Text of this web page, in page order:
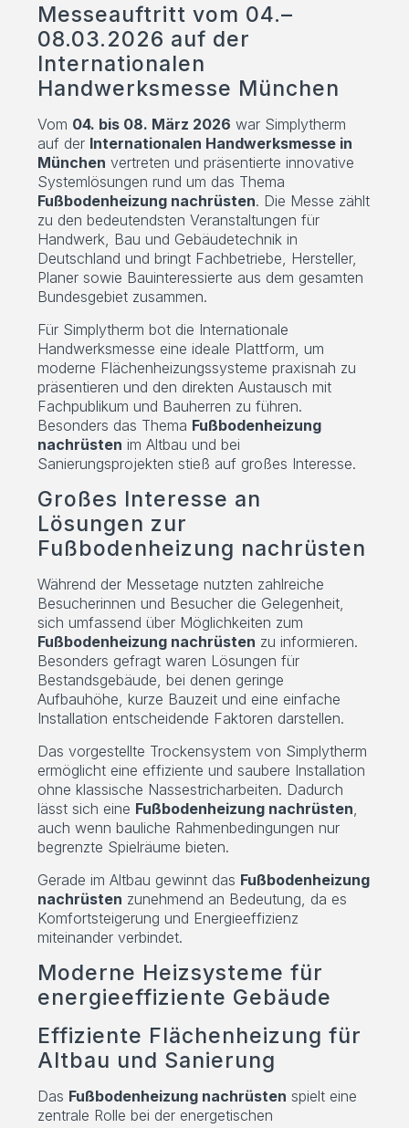
Messeauftritt vom 04.–
08.03.2026 auf der
Internationalen
Handwerksmesse München
Vom 04. bis 08. März 2026 war Simplytherm
auf der Internationalen Handwerksmesse in
München vertreten und präsentierte innovative
Systemlösungen rund um das Thema
Fußbodenheizung nachrüsten. Die Messe zählt
zu den bedeutendsten Veranstaltungen für
Handwerk, Bau und Gebäudetechnik in
Deutschland und bringt Fachbetriebe, Hersteller,
Planer sowie Bauinteressierte aus dem gesamten
Bundesgebiet zusammen.
Für Simplytherm bot die Internationale
Handwerksmesse eine ideale Plattform, um
moderne Flächenheizungssysteme praxisnah zu
präsentieren und den direkten Austausch mit
Fachpublikum und Bauherren zu führen.
Besonders das Thema Fußbodenheizung
nachrüsten im Altbau und bei
Sanierungsprojekten stieß auf großes Interesse.
Großes Interesse an
Lösungen zur
Fußbodenheizung nachrüsten
Während der Messetage nutzten zahlreiche
Besucherinnen und Besucher die Gelegenheit,
sich umfassend über Möglichkeiten zum
Fußbodenheizung nachrüsten zu informieren.
Besonders gefragt waren Lösungen für
Bestandsgebäude, bei denen geringe
Aufbauhöhe, kurze Bauzeit und eine einfache
Installation entscheidende Faktoren darstellen.
Das vorgestellte Trockensystem von Simplytherm
ermöglicht eine effiziente und saubere Installation
ohne klassische Nassestricharbeiten. Dadurch
lässt sich eine Fußbodenheizung nachrüsten
auch wenn bauliche Rahmenbedingungen nur
begrenzte Spielräume bieten.
Gerade im Altbau gewinnt das Fußbodenheizung
nachrüsten zunehmend an Bedeutung, da es
Komfortsteigerung und Energieeffizienz
miteinander verbindet.
Moderne Heizsysteme für
energieeffiziente Gebäude
Effiziente Flächenheizung für
Altbau und Sanierung
Das Fußbodenheizung nachrüsten spielt eine
zentrale Rolle bei der energetischen